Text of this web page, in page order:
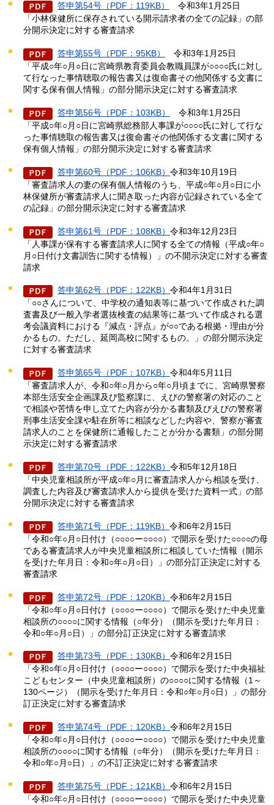
答申第54号（PDF：119KB） 令和3年1月25日
「小林保健所に保存されている開示請求者の全ての記録」の部
分開示決定に対する審査請求
答申第55号（PDF：95KB） 令和3年1月25日
「平成○年○月○日に宮崎県教育委員会教職員課が○○○○氏に対し
て行なった事情聴取の報告書又は復命書その他関係する文書に
関する保有個人情報」の部分開示決定に対する審査請求
答申第56号（PDF：103KB） 令和3年1月25日
「平成○年○月○日に宮崎県総務部人事課が○○○○氏に対して行な
った事情聴取の報告書又は復命書その他関係する文書に関する
保有個人情報」の部分開示決定に対する審査請求
答申第60号（PDF：106KB） 令和3年10月19日
「審査請求人の妻の保有個人情報のうち、平成○年○月○日に小
林保健所が審査請求人に聞き取った内容が記録されている全て
の記録」の部分開示決定に対する審査請求
答申第61号（PDF：108KB） 令和3年12月23日
「人事課が保有する審査請求人に関する全ての情報（平成○年○
月○日付け文書訓告に関する情報）」の不開示決定に対する審査
請求
答申第62号（PDF：122KB） 令和4年1月31日
「○○さんについて、中学校の通知表等に基づいて作成された調
査書及び一般入学者選抜検査の結果等に基づいて作成される選
考会議資料における『減点・評点』が○○である根拠・理由が分
かるもの。ただし、延岡高校に関するもの。」の部分開示決定
に対する審査請求
答申第65号（PDF：107KB） 令和4年5月11日
「審査請求人が、令和○年○月から○年○月頃までに、宮崎県警察
本部生活安全企画課及び監察課に、えびの警察署の対応のこと
で相談や苦情を申し立てた内容が分かる書類及びえびの警察署
刑事生活安全課や駐在所等に相談などした内容や、警察が審査
請求人のことを保健所に通報したことが分かる書類」の部分開
示決定に対する審査請求
答申第70号（PDF：122KB） 令和5年12月18日
「中央児童相談所が平成○年○月に審査請求人から相談を受け、
調査した内容及び審査請求人から提供を受けた資料一式」の部
分開示決定に対する審査請求
答申第71号（PDF：119KB） 令和6年2月15日
「令和○年○月○日付け（○○○○ー○○○○）で開示を受けた○○○○の母
である審査請求人が中央児童相談所に相談していた情報（開示
を受けた年月日：令和○年○月○日）」の部分訂正決定に対する
審査請求
答申第72号（PDF：120KB） 令和6年2月15日
「令和○年○月○日付け（○○○○ー○○○○）で開示を受けた中央児童
相談所の○○○○に関する情報（○年分）（開示を受けた年月日：
令和○年○月○日）」の部分訂正決定に対する審査請求
答申第73号（PDF：130KB） 令和6年2月15日
「令和○年○月○日付け（○○○○ー○○○○）で開示を受けた中央福祉
こどもセンター（中央児童相談所）の○○○○に関する情報（1～
130ページ）（開示を受けた年月日：令和○年○月○日）」の部分
訂正決定に対する審査請求
答申第74号（PDF：120KB） 令和6年2月15日
「令和○年○月○日付け（○○○○ー○○○○）で開示を受けた中央児童
相談所の○○○○に関する情報（○年分）（開示を受けた年月日：
令和○年○月○日）」の不訂正決定に対する審査請求
答申第75号（PDF：121KB） 令和6年2月15日
「令和○年○月○日付け（○○○○ー○○○○）で開示を受けた中央児童